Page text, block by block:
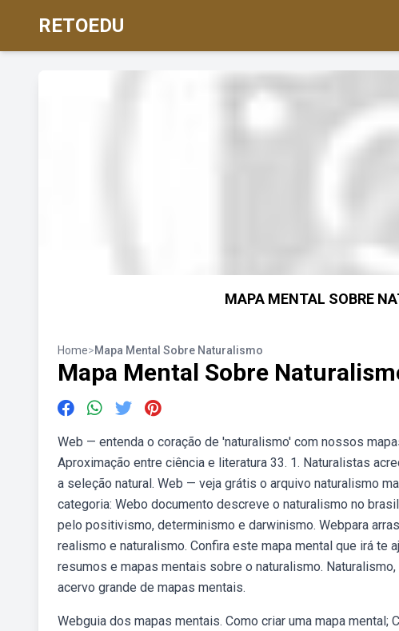
RETOEDU
MAPA MENTAL SOBRE
Home>Mapa Mental Sobre Naturalismo
Mapa Mental Sobre
Web — entenda o coração de 'naturalismo' com nossos
Aproximação entre ciência e literatura 33. 1. Naturalistas
a seleção natural. Web — veja grátis o arquivo naturalismo
categoria: Webo documento descreve o naturalismo no
pelo positivismo, determinismo e darwinismo. Webpara
realismo e naturalismo. Confira este mapa mental que irá te
resumos e mapas mentais sobre o naturalismo.
acervo grande de mapas mentais.
Webguia dos mapas mentais. Como criar uma mapa